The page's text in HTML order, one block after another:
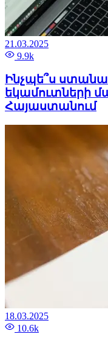
21.03.2025
9.9k
Ինչպե՞ս
եկամուտների
Հայաստանում
18.03.2025
10.6k